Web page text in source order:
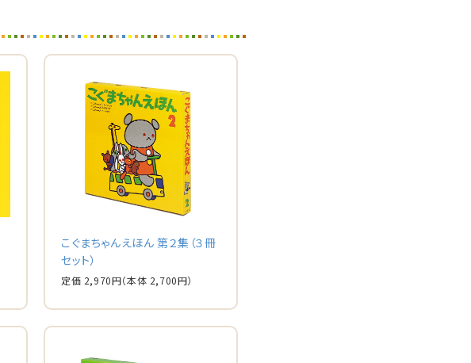
こぐまちゃんえほん 第２集（３冊
セット）
定価 2,970円（本体 2,700円）